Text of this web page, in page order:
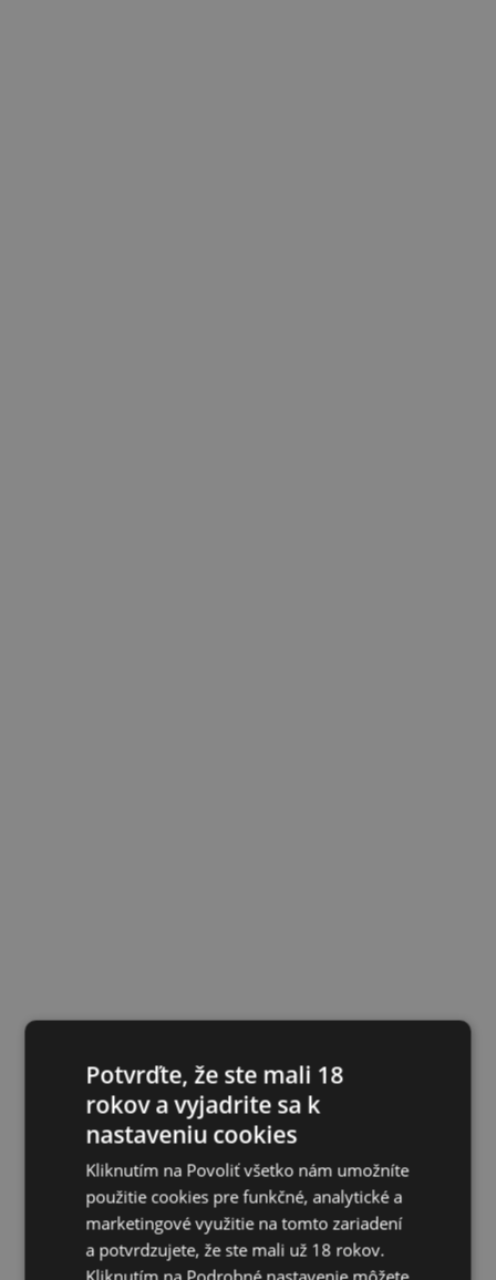
Potvrďte, že ste mali 18
rokov a vyjadrite sa k
nastaveniu cookies
Kliknutím na Povoliť všetko nám umožníte
použitie cookies pre funkčné, analytické a
marketingové využitie na tomto zariadení
a potvrdzujete, že ste mali už 18 rokov.